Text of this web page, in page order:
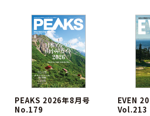
PEAKS 2026年8月号
No.179
EVEN
Vol.213